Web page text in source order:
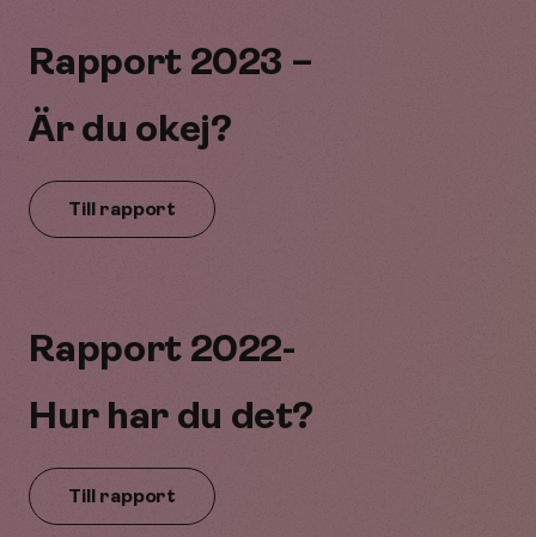
Rapport 2023 –
Är du okej?
Till rapport
Rapport 2022-
Hur har du det?
Till rapport